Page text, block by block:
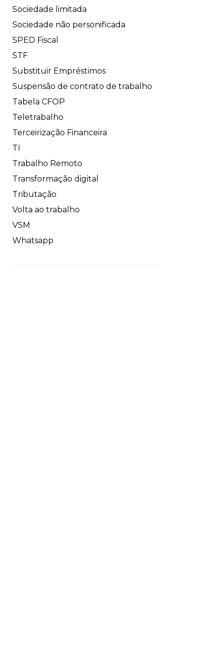
Sociedade limitada
Sociedade não personificada
SPED Fiscal
STF
Substituir Empréstimos
Suspensão de contrato de trabalho
Tabela CFOP
Teletrabalho
Terceirização Financeira
TI
Trabalho Remoto
Transformação digital
Tributação
Volta ao trabalho
VSM
Whatsapp